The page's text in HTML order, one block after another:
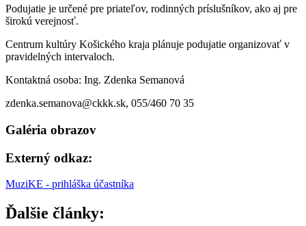
Podujatie je určené pre priateľov, rodinných príslušníkov, ako aj pre
širokú verejnosť.
Centrum kultúry Košického kraja plánuje podujatie organizovať v
pravidelných intervaloch.
Kontaktná osoba: Ing. Zdenka Semanová
zdenka.semanova@ckkk.sk, 055/460 70 35
Galéria obrazov
Externý odkaz:
MuziKE - prihláška účastníka
Ďalšie články: